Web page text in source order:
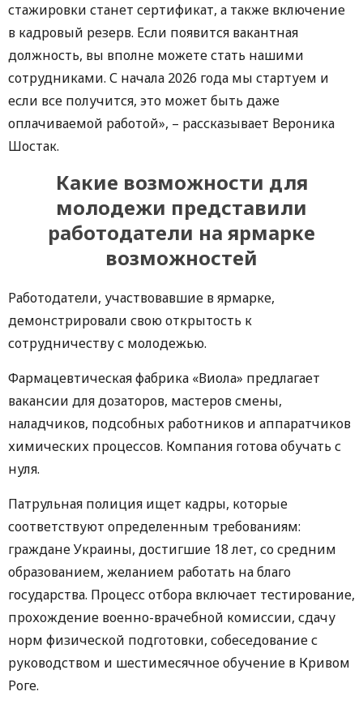
стажировки станет сертификат, а также включение
в кадровый резерв. Если появится вакантная
должность, вы вполне можете стать нашими
сотрудниками. С начала 2026 года мы стартуем и
если все получится, это может быть даже
оплачиваемой работой», – рассказывает Вероника
Шостак.
Какие возможности для
молодежи представили
работодатели на ярмарке
возможностей
Работодатели, участвовавшие в ярмарке,
демонстрировали свою открытость к
сотрудничеству с молодежью.
Фармацевтическая фабрика «Виола» предлагает
вакансии для дозаторов, мастеров смены,
наладчиков, подсобных работников и аппаратчиков
химических процессов. Компания готова обучать с
нуля.
Патрульная полиция ищет кадры, которые
соответствуют определенным требованиям:
граждане Украины, достигшие 18 лет, со средним
образованием, желанием работать на благо
государства. Процесс отбора включает тестирование,
прохождение военно-врачебной комиссии, сдачу
норм физической подготовки, собеседование с
руководством и шестимесячное обучение в Кривом
Роге.